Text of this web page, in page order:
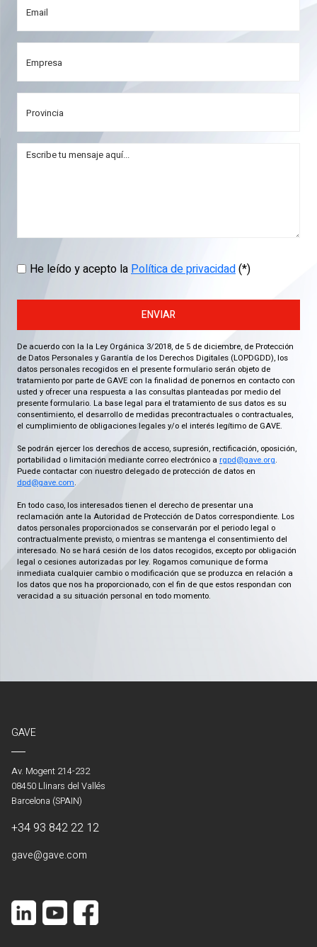
He leído y acepto laPolítica de privacidad(*)
ENVIAR
De acuerdo con la la Ley Orgánica 3/2018, de 5 de diciembre, de Protección
de Datos Personales y Garantía de los Derechos Digitales (LOPDGDD), los
datos personales recogidos en el presente formulario serán objeto de
tratamiento por parte de GAVE con la finalidad de ponernos en contacto con
usted y ofrecer una respuesta a las consultas planteadas por medio del
presente formulario. La base legal para el tratamiento de sus datos es su
consentimiento, el desarrollo de medidas precontractuales o contractuales,
el cumplimiento de obligaciones legales y/o el interés legítimo de GAVE.
Se podrán ejercer los derechos de acceso, supresión, rectificación, oposición,
portabilidad o limitación mediante correo electrónico a rgpd@gave.org.
Puede contactar con nuestro delegado de protección de datos en
dpd@gave.com.
En todo caso, los interesados tienen el derecho de presentar una
reclamación ante la Autoridad de Protección de Datos correspondiente. Los
datos personales proporcionados se conservarán por el periodo legal o
contractualmente previsto, o mientras se mantenga el consentimiento del
interesado. No se hará cesión de los datos recogidos, excepto por obligación
legal o cesiones autorizadas por ley. Rogamos comunique de forma
inmediata cualquier cambio o modificación que se produzca en relación a
los datos que nos ha proporcionado, con el fin de que estos respondan con
veracidad a su situación personal en todo momento.
GAVE
Av. Mogent 214-232
08450 Llinars del Vallés
Barcelona (SPAIN)
+34 93 842 22 12
gave@gave.com